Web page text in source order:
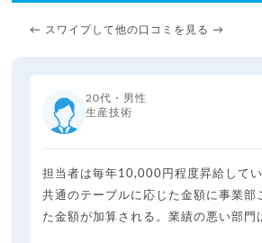
← スワイプして他の口コミを見る →
20代・男性
生産技術
担当者は毎年10,000円程度昇給して
共通のテーブルに応じた金額に事業部
た金額が加算される。業績の悪い部門